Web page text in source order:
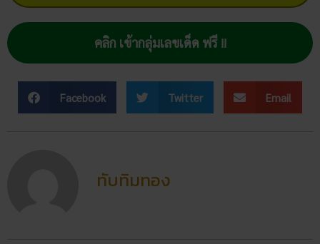
คลิก เข้ากลุ่มเลขเด็ด ฟรี !!
Facebook Twitter Email
ทับทิมทอง